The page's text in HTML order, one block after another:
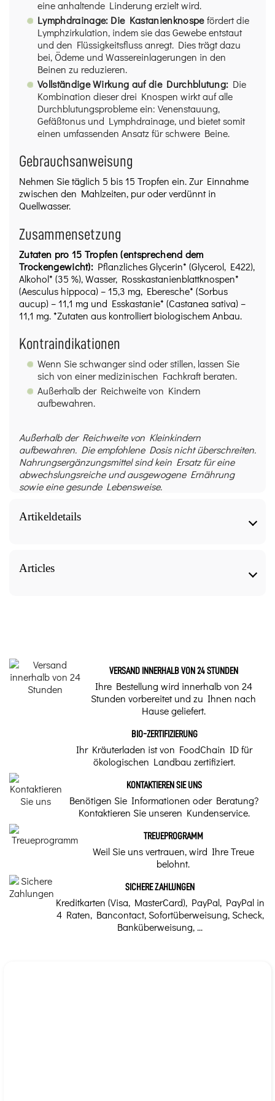
eine anhaltende Linderung erzielt wird.
Lymphdrainage: Die Kastanienknospefördert die
Lymphzirkulation, indem sie das Gewebe entstaut
und den Flüssigkeitsfluss anregt. Dies trägt dazu
bei, Ödeme und Wassereinlagerungen in den
Beinen zu reduzieren.
Vollständige Wirkung auf die Durchblutung: Die
Kombination dieser drei Knospen wirkt auf alle
Durchblutungsprobleme ein: Venenstauung,
Gefäßtonus und Lymphdrainage, und bietet somit
einen umfassenden Ansatz für schwere Beine.
Gebrauchsanweisung
Nehmen Sie täglich 5 bis 15 Tropfen ein. Zur Einnahme
zwischen den Mahlzeiten, pur oder verdünnt in
Quellwasser.
Zusammensetzung
Zutaten pro 15 Tropfen (entsprechend dem
Trockengewicht): Pflanzliches Glycerin* (Glycerol, E422),
Alkohol* (35 %), Wasser, Rosskastanienblattknospen*
(Aesculus hippoca) – 15,3 mg, Eberesche* (Sorbus
aucup) – 11,1 mg und Esskastanie* (Castanea sativa) –
11,1 mg. *Zutaten aus kontrolliert biologischem Anbau.
Kontraindikationen
Wenn Sie schwanger sind oder stillen, lassen Sie
sich von einer medizinischen Fachkraft beraten.
Außerhalb der Reichweite von Kindern
aufbewahren.
Außerhalb der Reichweite von Kleinkindern
aufbewahren. Die empfohlene Dosis nicht überschreiten.
Nahrungsergänzungsmittel sind kein Ersatz für eine
abwechslungsreiche und ausgewogene Ernährung
sowie eine gesunde Lebensweise.
Artikeldetails
Bio - Alphagem GC17 technical sheet
Traditionelle Verwendung
Unser Kräuterheilkunde-Tipp
Marke
Articles
Veneninsuffizienz?
Unsere pflanzlichen
Lösungen
Weise lindern. Der Sommer
naht und mit ihm die ersten
Hitzewellen. Wenn Sie unter
Venenschwäche leiden, spüren
Sie möglicherweise bereits die
Gemmotherapie –
Vorteile
Kräuterknospen
Die Knospen enthalten
die gesamte Kraft und
Pflanze. Sie vereinen
die Eigenschaften von
Blüten, Früchten und
Blättern, was die hohe
Wirksamkeit der
Wirkung erklärt.
VERSAND INNERHALB VON 24 STUNDEN
Ihre Bestellung wird innerhalb von 24
Stunden vorbereitet und zu Ihnen nach
Hause geliefert.
BIO-ZERTIFIZIERUNG
Ihr Kräuterladen ist von FoodChain ID für
ökologischen Landbau zertifiziert.
KONTAKTIEREN SIE UNS
Benötigen Sie Informationen oder Beratung?
Kontaktieren Sie unseren Kundenservice.
TREUEPROGRAMM
Weil Sie uns vertrauen, wird Ihre Treue
belohnt.
SICHERE ZAHLUNGEN
Kreditkarten (Visa, MasterCard), PayPal, PayPal in
4 Raten, Bancontact, Sofortüberweisung, Scheck,
Banküberweisung, ...